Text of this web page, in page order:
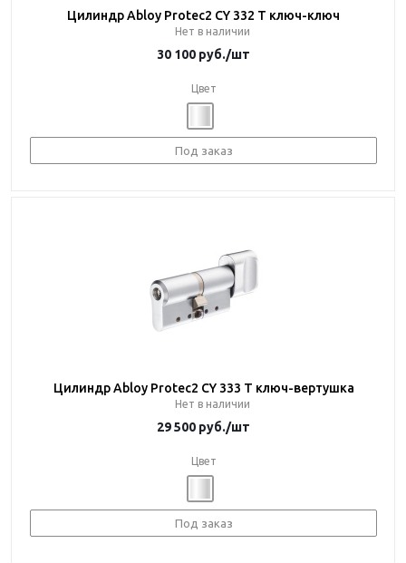
Цилиндр Abloy Protec2 CY 332 T ключ-ключ
Нет в наличии
30 100 руб./шт
Цвет
Под заказ
Цилиндр Abloy Protec2 CY 333 T ключ-вертушка
Нет в наличии
29 500 руб./шт
Цвет
Под заказ